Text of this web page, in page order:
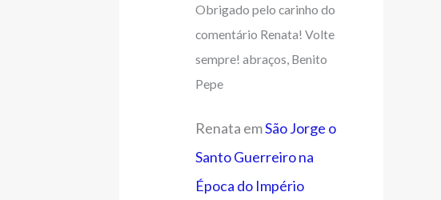
Obrigado pelo carinho do
comentário Renata! Volte
sempre! abraços, Benito
Pepe
Renata emSão Jorge o
Santo Guerreiro na
Época do Império